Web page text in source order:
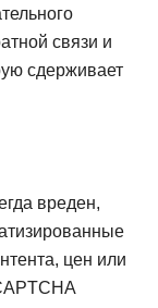
связи и
сдерживает
вреден,
цен или